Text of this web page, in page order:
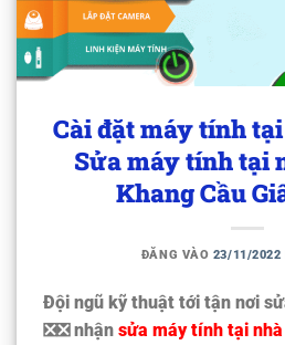
Cài đặt máy tính
Sửa máy tính tại
Khang Cầu
ĐĂNG VÀO 23/11/2022
Đội ngũ kỹ thuật tới tận nơi
❎❎ nhận sửa máy tính tại